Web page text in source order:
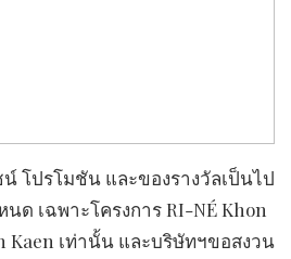
โปรโมชัน และของรางวัลเป็นไป
ด เฉพาะโครงการ RI-NÉ Khon
Kaen เท่านั้น และบริษัทฯขอสงวน